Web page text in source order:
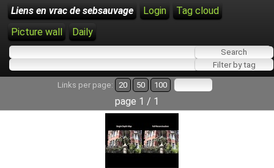
Liens en vrac de sebsauvage Login
Tag cloud
Picture wall
Daily
Links per page: 20 50 100
page 1 / 1